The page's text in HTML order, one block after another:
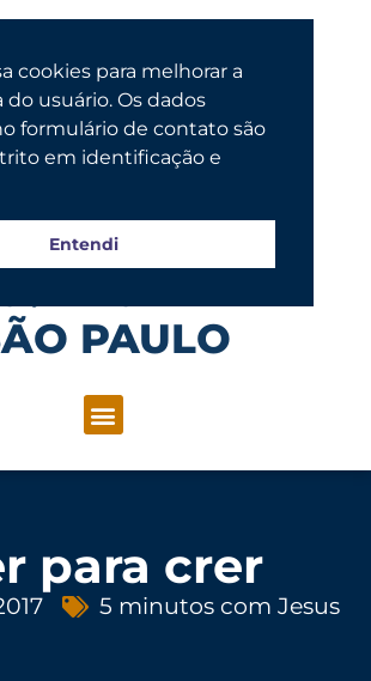
PAULO
para crer
5 minutos com Jesus
cookies para melhorar a
usuário. Os dados
formulário de contato são
em identificação e
Entendi